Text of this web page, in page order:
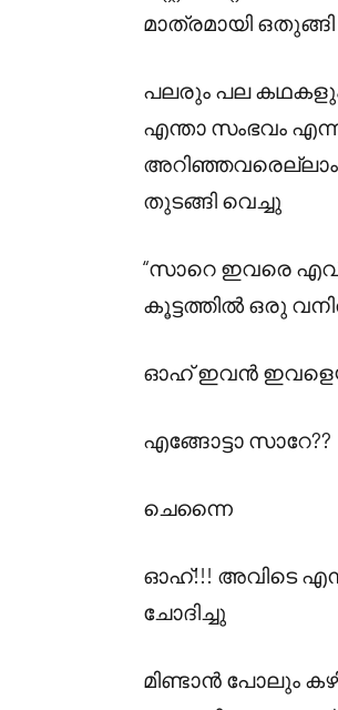
മാത്രമായി
പലരും പല
എന്താ സംഭവം
തുടങ്ങി വെച്ചു
“സാറെ ഇവരെ
കൂട്ടത്തിൽ ഒരു
ഓഹ് ഇവൻ
എങ്ങോട്ടാ സാറേ??
ചെന്നൈ
ഓഹ്!!! അവിടെ
ചോദിച്ചു
മിണ്ടാൻ പോലും